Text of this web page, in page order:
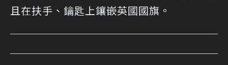
且在扶手、鑰匙上鑲嵌英國國旗。